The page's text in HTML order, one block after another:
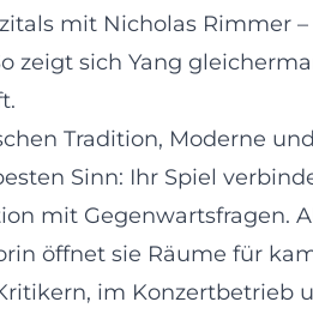
mit Nicholas Rimmer
zeigt sich Yang
Tradition, Moderne
Sinn: Ihr Spiel
mit Gegenwartsfragen.
öffnet sie Räume für
im Konzertbetrieb